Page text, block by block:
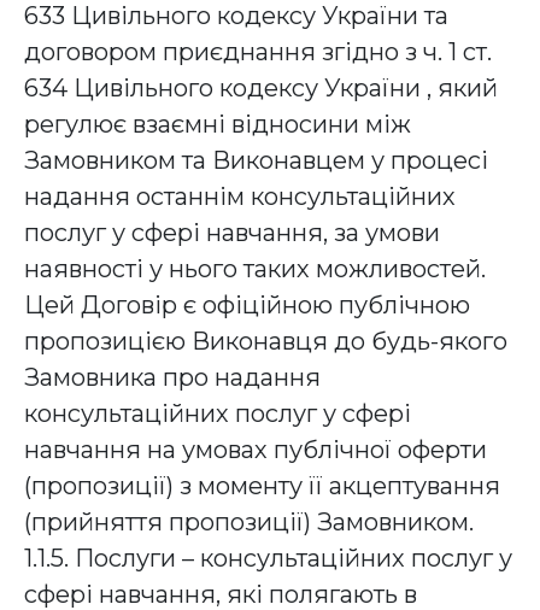
633 Цивільного кодексу України та
договором приєднання згідно з ч. 1 ст.
634 Цивільного кодексу України , який
регулює взаємні відносини між
Замовником та Виконавцем у процесі
надання останнім консультаційних
послуг у сфері навчання, за умови
наявності у нього таких можливостей.
Цей Договір є офіційною публічною
пропозицією Виконавця до будь-якого
Замовника про надання
консультаційних послуг у сфері
навчання на умовах публічної оферти
(пропозиції) з моменту її акцептування
(прийняття пропозиції) Замовником.
1.1.5. Послуги – консультаційних послуг у
сфері навчання, які полягають в